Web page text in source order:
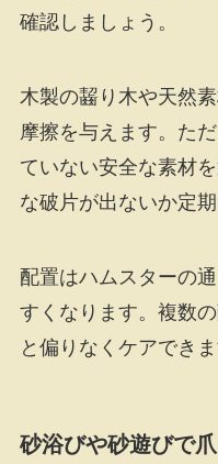
確認しましょう。
木製の齧り木や天然
摩擦を与えます。た
ていない安全な素材
な破片が出ないか定
配置はハムスターの
すくなります。複数
と偏りなくケアできま
砂浴びや砂遊びで